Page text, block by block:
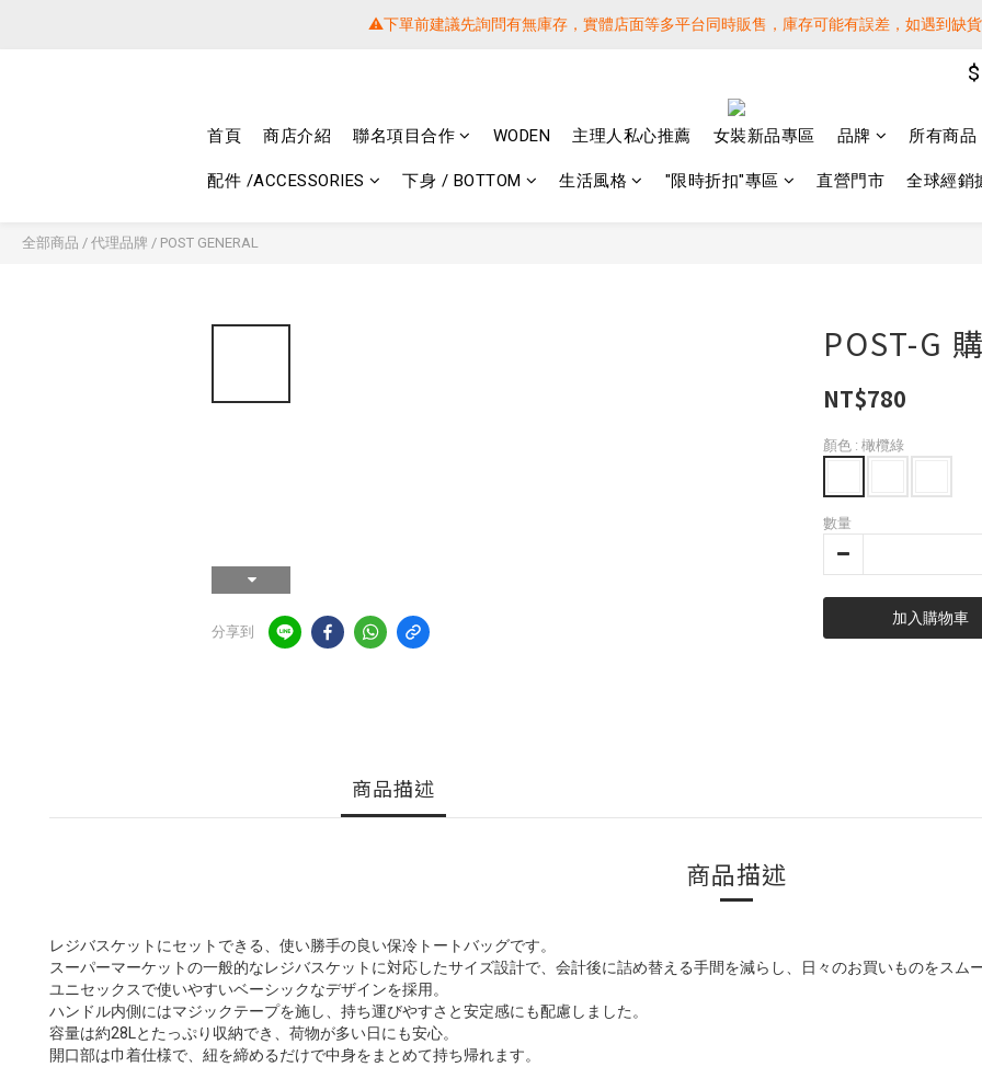
⚠️下單前建議先詢問有無庫存，實體店面等多平台同時販售，庫存可能有誤差，如遇到缺貨
⚠️下單前建議先詢問有無庫存，實體店面等多平台同時販售，庫存可能有誤差，如遇到缺貨
⚠️下單前建議先詢問有無庫存，實體店面等多平台同時販售，庫存可能有誤差，如遇到缺
$
首頁 商店介紹 聯名項目合作 WODEN 主理人私心推薦 女裝新品專區 品牌 所有商品
配件 /ACCESSORIES 下身 / BOTTOM 生活風格 "限時折扣"專區 直營門市 全球經銷
全部商品 / 代理品牌 / POST GENERAL
分享到
POST-G
NT$780
顏色 : 橄欖綠
數量
加入購物車
商品描述
商品描述
レジバスケットにセットできる、使い勝手の良い保冷トートバッグです。
スーパーマーケットの一般的なレジバスケットに対応したサイズ設計で、会計後に詰め替える手間を減らし、日々のお買いものをスム
ユニセックスで使いやすいベーシックなデザインを採用。
ハンドル内側にはマジックテープを施し、持ち運びやすさと安定感にも配慮しました。
容量は約28Lとたっぷり収納でき、荷物が多い日にも安心。
開口部は巾着仕様で、紐を締めるだけで中身をまとめて持ち帰れます。